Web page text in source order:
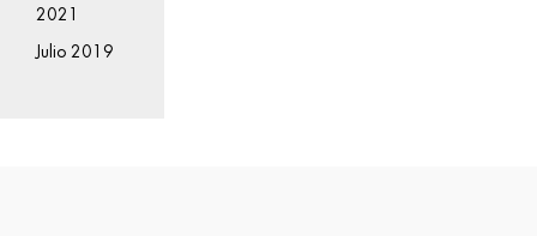
2021
Julio 2019